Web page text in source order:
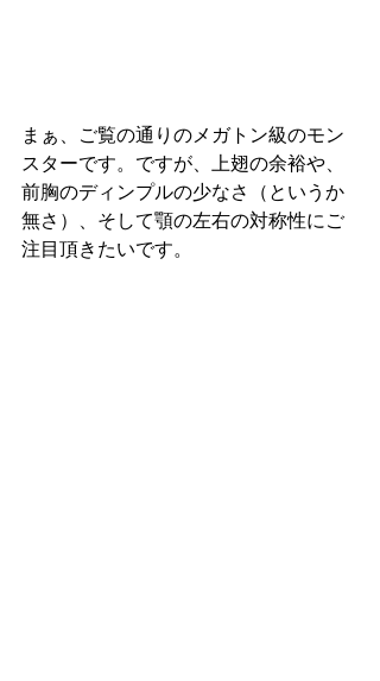
まぁ、ご覧の通りのメガトン級のモン
スターです。ですが、上翅の余裕や、
前胸のディンプルの少なさ（というか
無さ）、そして顎の左右の対称性にご
注目頂きたいです。